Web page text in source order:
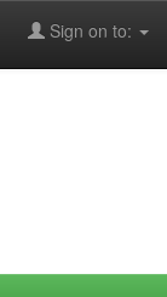
Sign on to: